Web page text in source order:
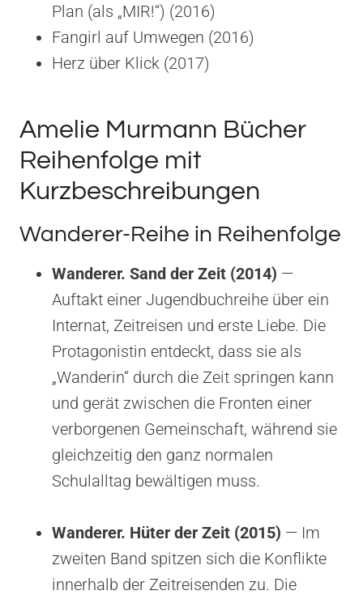
Plan (als „MIR!“) (2016)
Fangirl auf Umwegen (2016)
Herz über Klick (2017)
Amelie Murmann Bücher
Reihenfolge mit
Kurzbeschreibungen
Wanderer-Reihe in Reihenfolge
Wanderer. Sand der Zeit (2014) —
Auftakt einer Jugendbuchreihe über ein
Internat, Zeitreisen und erste Liebe. Die
Protagonistin entdeckt, dass sie als
„Wanderin“ durch die Zeit springen kann
und gerät zwischen die Fronten einer
verborgenen Gemeinschaft, während sie
gleichzeitig den ganz normalen
Schulalltag bewältigen muss.
Wanderer. Hüter der Zeit (2015) — Im
zweiten Band spitzen sich die Konflikte
innerhalb der Zeitreisenden zu. Die